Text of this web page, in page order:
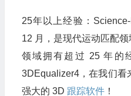
25年以上经验：
12 月，是现代运动匹配
领域拥有超过 25 年的
3DEqualizer4，在我们看
强大的 3D 跟踪软件！